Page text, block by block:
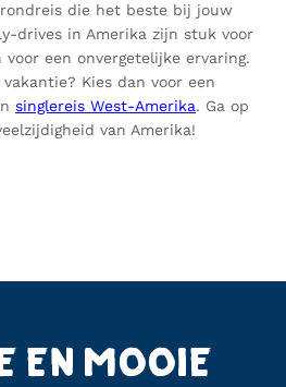
die het beste bij jouw
drives in Amerika zijn stuk voor
een onvergetelijke ervaring.
Kies dan voor een
singlereis West-Amerika. Ga op
van Amerika!
EN MOOIE